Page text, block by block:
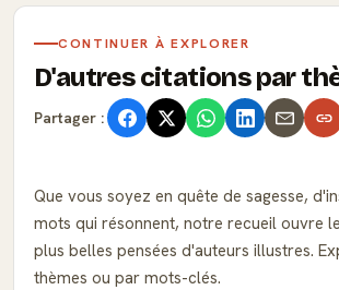
CONTINUER À EXPLORER
D'autres citations par
Partager :
Que vous soyez en quête de sagesse,
mots qui résonnent, notre recueil ouvre
plus belles pensées d'auteurs illustres.
thèmes ou par mots-clés.